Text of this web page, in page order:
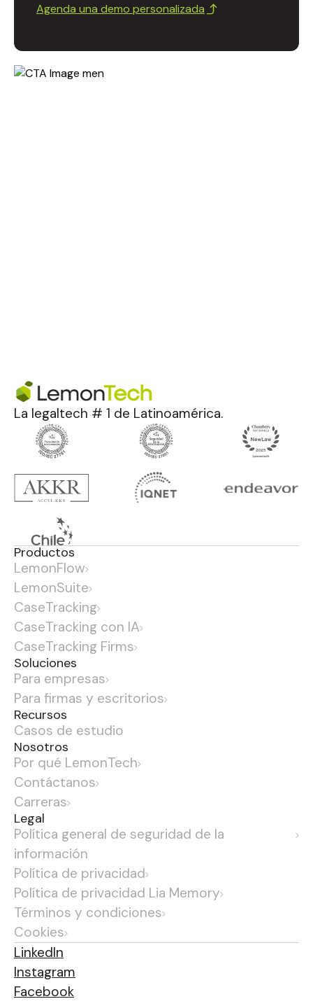
Agenda una demo personalizada
La legaltech # 1 de Latinoamérica.
Productos
LemonFlow
LemonSuite
CaseTracking
CaseTracking con IA
CaseTracking Firms
Soluciones
Para empresas
Para firmas y escritorios
Recursos
Casos de estudio
Nosotros
Por qué LemonTech
Contáctanos
Carreras
Legal
Política general de seguridad de la
información
Política de privacidad
Política de privacidad Lia Memory
Términos y condiciones
Cookies
LinkedIn
Instagram
Facebook